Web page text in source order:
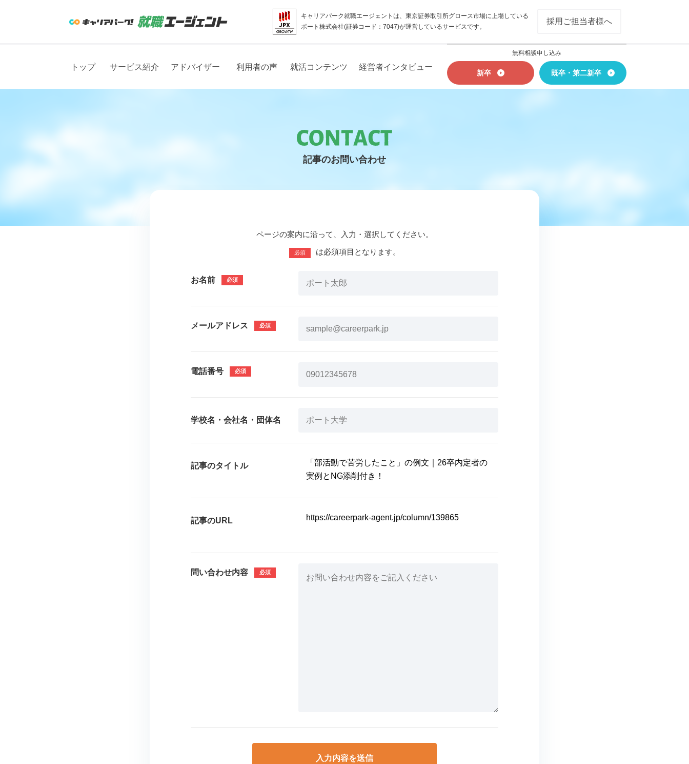
キャリアパーク就職エージェントは、東京証券取引所グロース市場に上場している
ポート株式会社(証券コード：7047)が運営しているサービスです。
採用ご担当者様へ
トップ サービス紹介 アドバイザー 利用者の声 就活コンテンツ 経営者インタビュー
無料相談申し込み
新卒 既卒・第二新卒
記事のお問い合わせ
ページの案内に沿って、入力・選択してください。
必須 は必須項目となります。
お名前
メールアドレス
電話番号
学校名・会社名・団体名
記事のタイトル
記事のURL
問い合わせ内容